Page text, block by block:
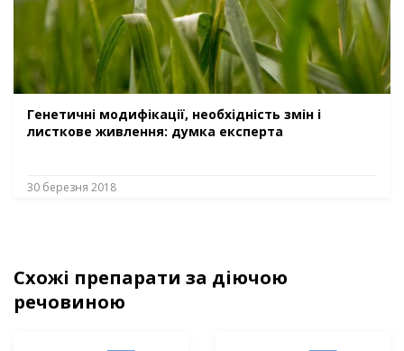
Генетичні модифікації, необхідність змін і
листкове живлення: думка експерта
30 березня 2018
Схожі препарати за діючою
речовиною